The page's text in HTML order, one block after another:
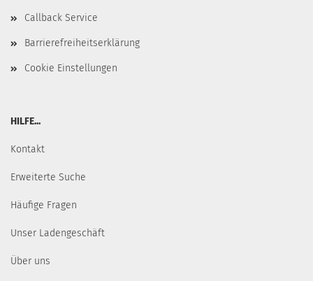
Callback Service
Barrierefreiheitserklärung
Cookie Einstellungen
HILFE...
Kontakt
Erweiterte Suche
Häufige Fragen
Unser Ladengeschäft
Über uns